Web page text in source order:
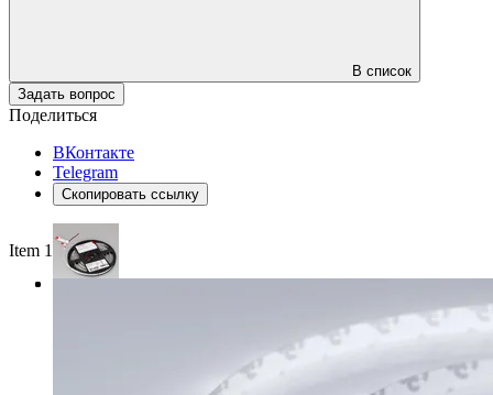
В список
Задать вопрос
Поделиться
ВКонтакте
Telegram
Скопировать ссылку
Item 1 of 3